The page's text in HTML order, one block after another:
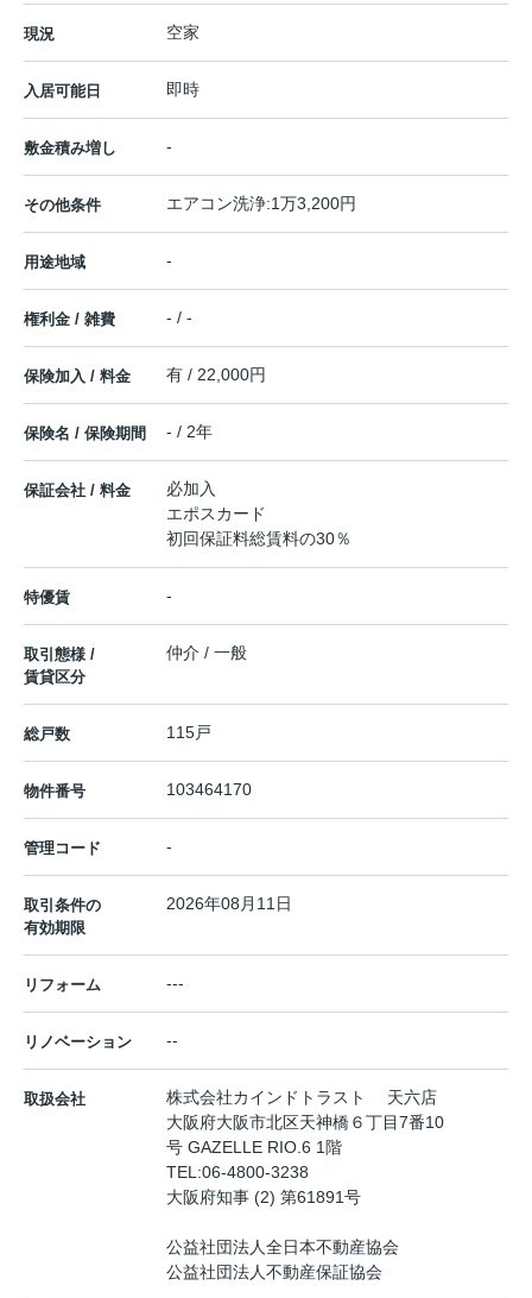
現況 空家
入居可能日 即時
敷金積み増し -
その他条件 エアコン洗浄:1万3,200円
用途地域 -
権利金 / 雑費 - / -
保険加入 / 料金 有 / 22,000円
保険名 / 保険期間 - / 2年
保証会社 / 料金
必加入
エポスカード
初回保証料総賃料の30％
特優賃 -
取引態様 /
賃貸区分
仲介 / 一般
総戸数 115戸
物件番号 103464170
管理コード -
取引条件の
有効期限
2026年08月11日
リフォーム ---
リノベーション --
取扱会社
株式会社カインドトラスト 天六店
大阪府大阪市北区天神橋６丁目7番10
号 GAZELLE RIO.6 1階
TEL:06-4800-3238
大阪府知事 (2) 第61891号
公益社団法人全日本不動産協会
公益社団法人不動産保証協会